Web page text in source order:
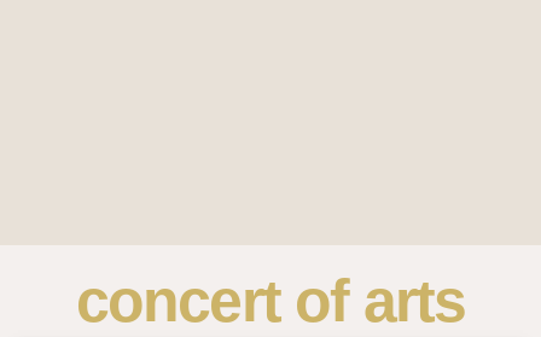
concert of arts